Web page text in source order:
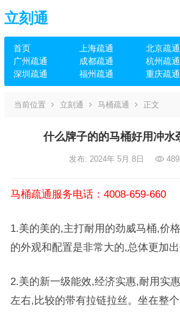
立刻通
首页 上海疏通 北京疏通
广州疏通
成都疏通 杭州疏通
深圳疏通
福州疏通 重庆疏通
当前位置 立刻通 马桶疏通 正文
什么牌子的的马桶好用冲水
发布: 2024年 5月 8日 489
马桶疏通服务电话：4008-659-660
1.美的美的,主打耐用的劲威马桶,价
的外观和配置是非常大的,总体更加出
2.美的新一级能效,经济实惠,耐用实
左右,比较的带有拉链拉丝。坐在整